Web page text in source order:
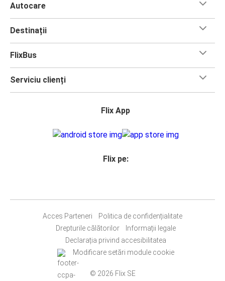
Autocare
Destinații
FlixBus
Serviciu clienți
Flix App
Flix pe:
Acces Parteneri
Politica de confidențialitate
Drepturile călătorilor
Informații legale
Declarația privind accesibilitatea
Modificare setări module cookie
© 2026 Flix SE